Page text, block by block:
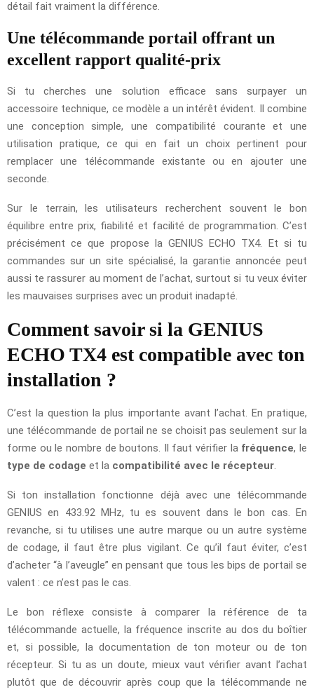
détail fait vraiment la différence.
Une télécommande portail offrant un
excellent rapport qualité-prix
Si tu cherches une solution efficace sans surpayer un
accessoire technique, ce modèle a un intérêt évident. Il combine
une conception simple, une compatibilité courante et une
utilisation pratique, ce qui en fait un choix pertinent pour
remplacer une télécommande existante ou en ajouter une
seconde.
Sur le terrain, les utilisateurs recherchent souvent le bon
équilibre entre prix, fiabilité et facilité de programmation. C’est
précisément ce que propose la GENIUS ECHO TX4. Et si tu
commandes sur un site spécialisé, la garantie annoncée peut
aussi te rassurer au moment de l’achat, surtout si tu veux éviter
les mauvaises surprises avec un produit inadapté.
Comment savoir si la GENIUS
ECHO TX4 est compatible avec ton
installation ?
C’est la question la plus importante avant l’achat. En pratique,
une télécommande de portail ne se choisit pas seulement sur la
forme ou le nombre de boutons. Il faut vérifier la fréquence, le
type de codage et la compatibilité avec le récepteur
Si ton installation fonctionne déjà avec une télécommande
GENIUS en 433.92 MHz, tu es souvent dans le bon cas. En
revanche, si tu utilises une autre marque ou un autre système
de codage, il faut être plus vigilant. Ce qu’il faut éviter, c’est
d’acheter “à l’aveugle” en pensant que tous les bips de portail se
valent : ce n’est pas le cas.
Le bon réflexe consiste à comparer la référence de ta
télécommande actuelle, la fréquence inscrite au dos du boîtier
et, si possible, la documentation de ton moteur ou de ton
récepteur. Si tu as un doute, mieux vaut vérifier avant l’achat
plutôt que de découvrir après coup que la télécommande ne